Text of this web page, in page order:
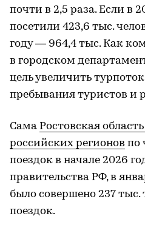
почти в 2,5 раза. Если в
посетили 423,6 тыс.
году — 964,4 тыс. Как
в городском
цель увеличить
пребывания туристов и
Сама Ростовская
российских регионов по
поездок в начале 2026
правительства РФ, в
было совершено 237 тыс.
поездок.